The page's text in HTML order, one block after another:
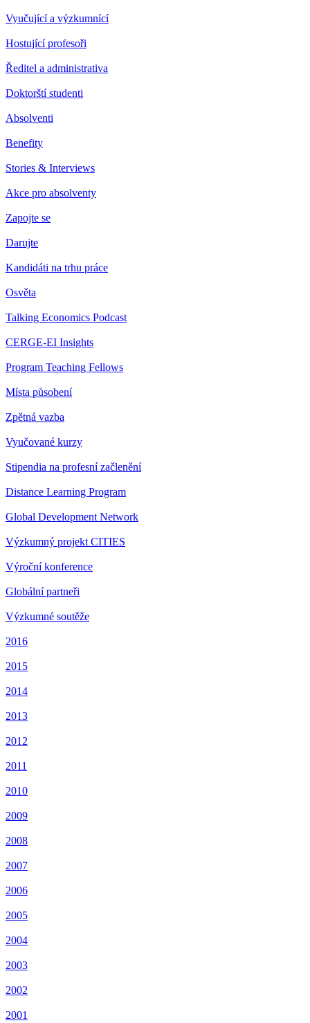
Vyučující a výzkumnící
Hostující profesoři
Ředitel a administrativa
Doktorští studenti
Absolventi
Benefity
Stories & Interviews
Akce pro absolventy
Zapojte se
Darujte
Kandidáti na trhu práce
Osvěta
Talking Economics Podcast
CERGE-EI Insights
Program Teaching Fellows
Místa působení
Zpětná vazba
Vyučované kurzy
Stipendia na profesní začlenění
Distance Learning Program
Global Development Network
Výzkumný projekt CITIES
Výroční konference
Globální partneři
Výzkumné soutěže
2016
2015
2014
2013
2012
2011
2010
2009
2008
2007
2006
2005
2004
2003
2002
2001